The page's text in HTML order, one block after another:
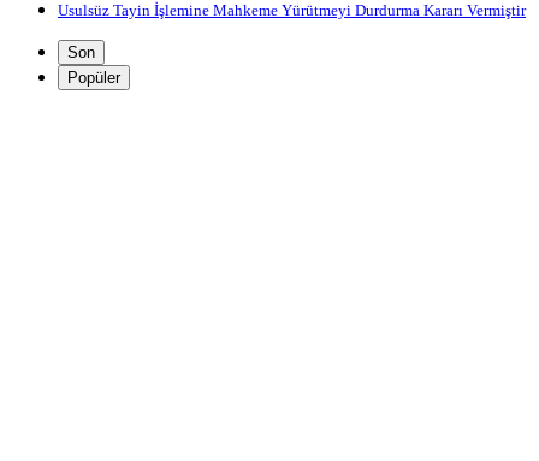
Usulsüz Tayin İşlemine Mahkeme Yürütmeyi Durdurma Kararı Vermiştir
Son
Popüler